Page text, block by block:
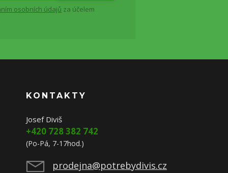
osobních údajů za účelem
KONTAKTY
Josef Diviš
+420 728 382 742
(Po-Pá, 7-17hod.)
prodejna@potrebydivis.cz